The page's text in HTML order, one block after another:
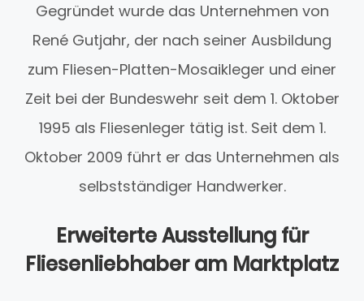
Gegründet wurde das Unternehmen von
René Gutjahr, der nach seiner Ausbildung
zum Fliesen-Platten-Mosaikleger und einer
Zeit bei der Bundeswehr seit dem 1. Oktober
1995 als Fliesenleger tätig ist. Seit dem 1.
Oktober 2009 führt er das Unternehmen als
selbstständiger Handwerker.
Erweiterte Ausstellung für
Fliesenliebhaber am Marktplatz